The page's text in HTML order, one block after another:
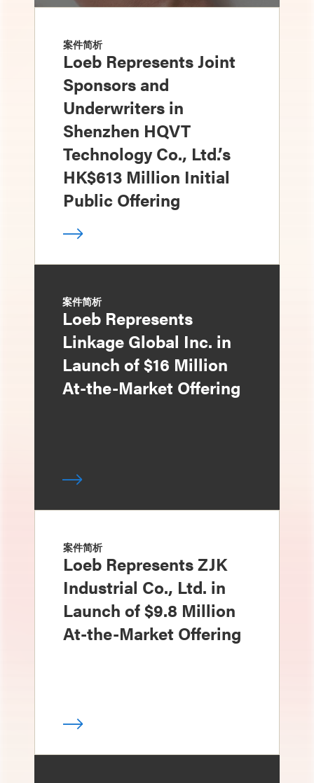
案件简析
Loeb Represents Joint
Sponsors and
Underwriters in
Shenzhen HQVT
Technology Co., Ltd.’s
HK$613 Million Initial
Public Offering
案件简析
Loeb Represents
Linkage Global Inc. in
Launch of $16 Million
At-the-Market Offering
案件简析
Loeb Represents ZJK
Industrial Co., Ltd. in
Launch of $9.8 Million
At-the-Market Offering